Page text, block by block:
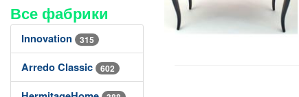
Все фабрики
Innovation 315
Arredo Classic 602